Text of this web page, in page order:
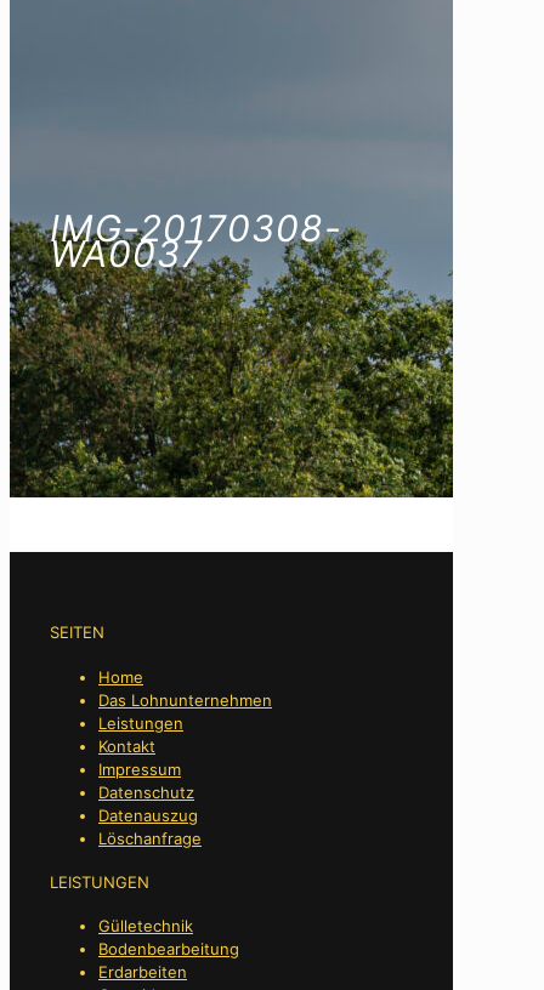
IMG-20170308-
WA0037
SEITEN
Home
Das Lohnunternehmen
Leistungen
Kontakt
Impressum
Datenschutz
Datenauszug
Löschanfrage
LEISTUNGEN
Gülletechnik
Bodenbearbeitung
Erdarbeiten